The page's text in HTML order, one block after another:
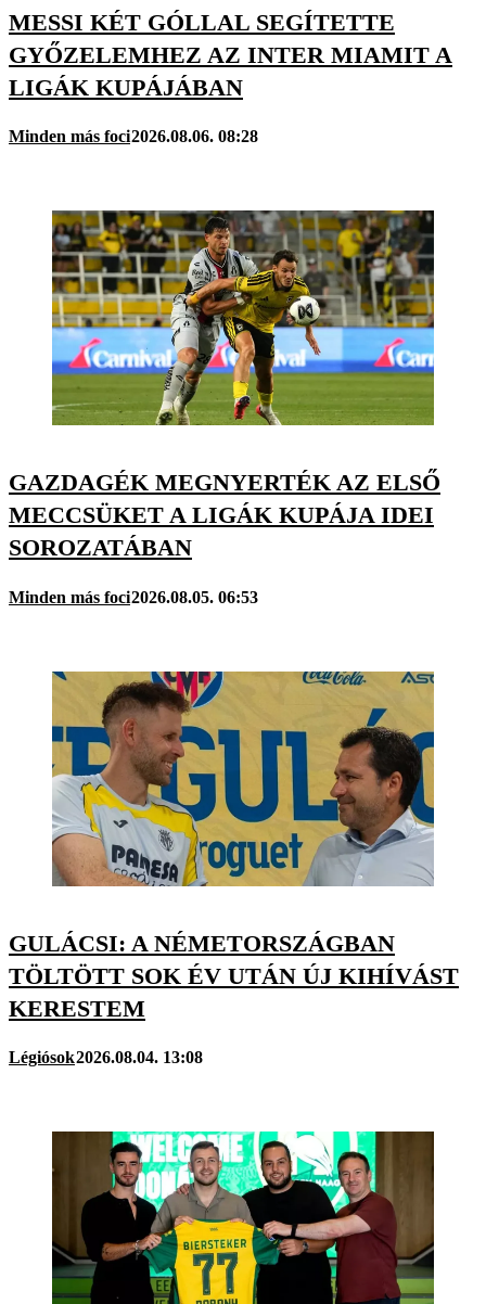
MESSI KÉT GÓLLAL SEGÍTETTE
GYŐZELEMHEZ AZ INTER MIAMIT A
LIGÁK KUPÁJÁBAN
Minden más foci2026.08.06. 08:28
GAZDAGÉK MEGNYERTÉK AZ ELSŐ
MECCSÜKET A LIGÁK KUPÁJA IDEI
SOROZATÁBAN
Minden más foci2026.08.05. 06:53
GULÁCSI: A NÉMETORSZÁGBAN
TÖLTÖTT SOK ÉV UTÁN ÚJ KIHÍVÁST
KERESTEM
Légiósok2026.08.04. 13:08